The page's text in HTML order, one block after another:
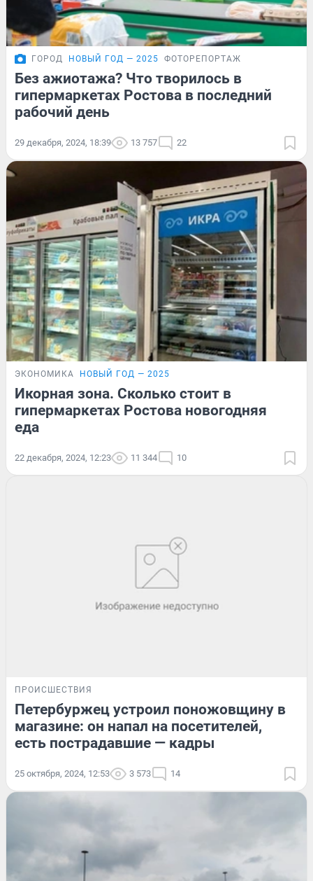
ГОРОД НОВЫЙ ГОД — 2025 ФОТОРЕПОРТАЖ
Без ажиотажа? Что творилось в
гипермаркетах Ростова в последний
рабочий день
29 декабря, 2024, 18:39 13 757 22
ЭКОНОМИКА НОВЫЙ ГОД — 2025
Икорная зона. Сколько стоит в
гипермаркетах Ростова новогодняя
еда
22 декабря, 2024, 12:23 11 344 10
ПРОИСШЕСТВИЯ
Петербуржец устроил поножовщину в
магазине: он напал на посетителей,
есть пострадавшие — кадры
25 октября, 2024, 12:53 3 573 14